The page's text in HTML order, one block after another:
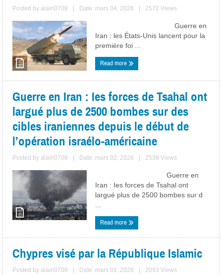
Posted byalain0708 Date: mars 04, 2026 2572 Views
Guerre en
Iran : les États-Unis lancent pour la
première foi ...
Read more
Guerre en Iran : Ies forces de Tsahal ont
largué plus de 2500 bombes sur des
cibles iraniennes depuis le début de
l’opération israélo-américaine
Posted byalain0708 Date: mars 02, 2026 2538 Views
Guerre en
Iran : Ies forces de Tsahal ont
largué plus de 2500 bombes sur d
Read more
Chypres visé par la République Islamic
Posted byalain0708 Date: mars 01, 2026 2093 Views